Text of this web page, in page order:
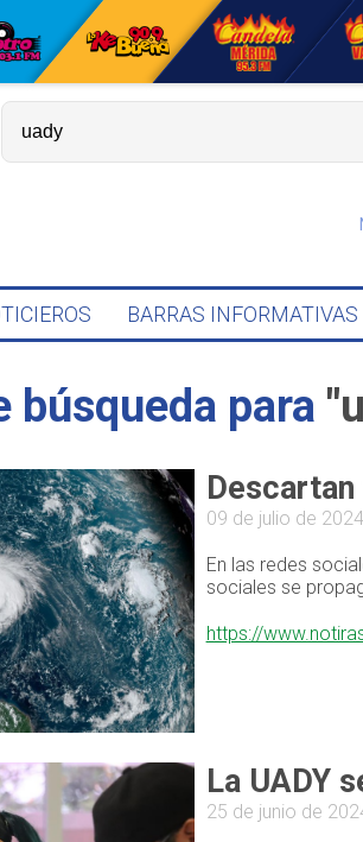
BARRAS INFORMATIVAS
búsqueda para
09 de julio de 2024
En las redes
sociales se
https://
La UADY
25 de junio de